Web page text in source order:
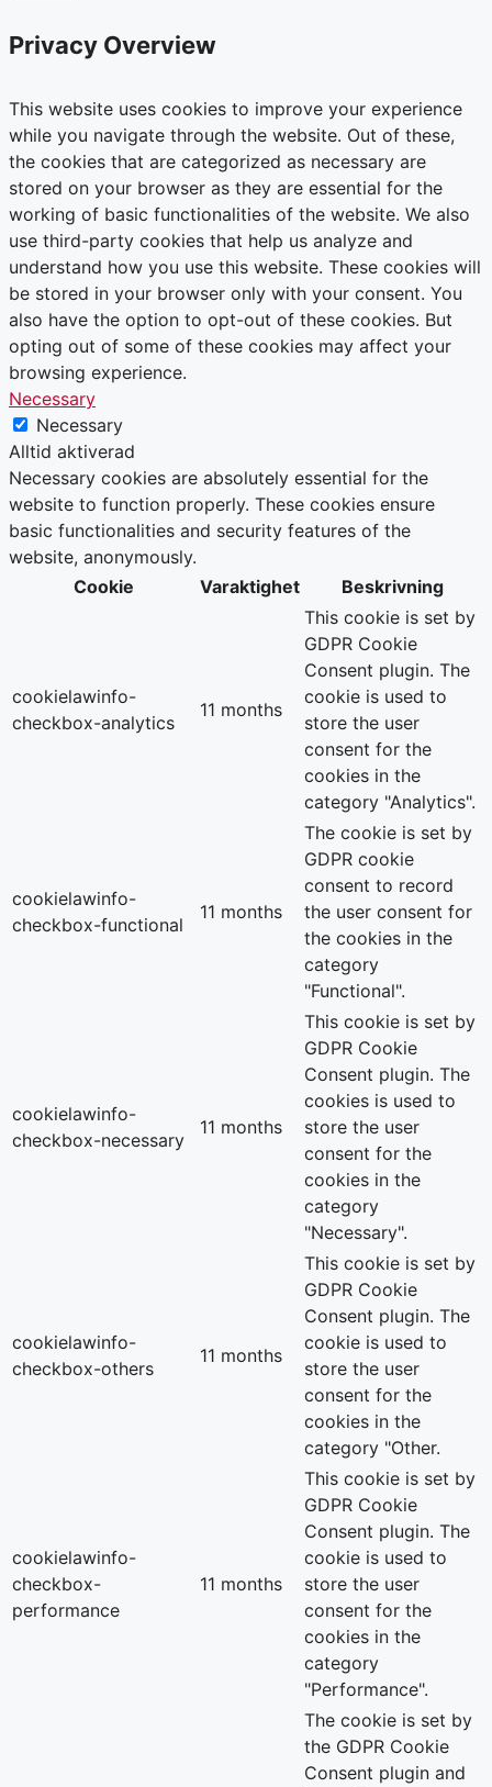
Privacy Overview
This website uses cookies to improve your experience
while you navigate through the website. Out of these,
the cookies that are categorized as necessary are
stored on your browser as they are essential for the
working of basic functionalities of the website. We also
use third-party cookies that help us analyze and
understand how you use this website. These cookies will
be stored in your browser only with your consent. You
also have the option to opt-out of these cookies. But
opting out of some of these cookies may affect your
browsing experience.
Necessary
Necessary
Alltid aktiverad
Necessary cookies are absolutely essential for the
website to function properly. These cookies ensure
basic functionalities and security features of the
website, anonymously.
Cookie
Varaktighet Beskrivning
cookielawinfo-
checkbox-analytics
11 months
This cookie is set by
GDPR Cookie
Consent plugin. The
cookie is used to
store the user
consent for the
cookies in the
category "Analytics".
cookielawinfo-
checkbox-functional
11 months
The cookie is set by
GDPR cookie
consent to record
the user consent for
the cookies in the
category
"Functional".
cookielawinfo-
checkbox-necessary
11 months
This cookie is set by
GDPR Cookie
Consent plugin. The
cookies is used to
store the user
consent for the
cookies in the
category
"Necessary".
cookielawinfo-
checkbox-others
11 months
This cookie is set by
GDPR Cookie
Consent plugin. The
cookie is used to
store the user
consent for the
cookies in the
category "Other.
cookielawinfo-
checkbox-
performance
11 months
This cookie is set by
GDPR Cookie
Consent plugin. The
cookie is used to
store the user
consent for the
cookies in the
category
"Performance".
The cookie is set by
the GDPR Cookie
Consent plugin and